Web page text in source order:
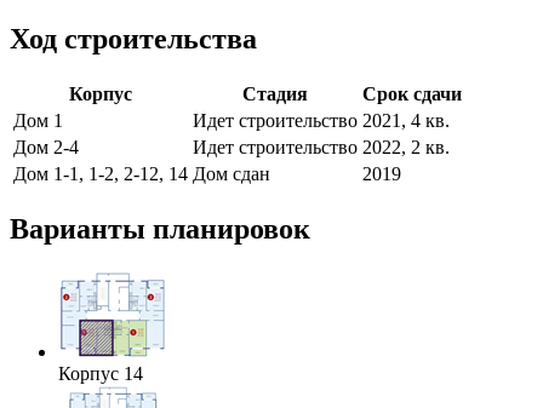
Ход строительства
Корпус Стадия
Срок сдачи
Дом 1
Идет строительство 2021, 4 кв.
Дом 2-4
Идет строительство 2022, 2 кв.
Дом 1-1, 1-2, 2-12, 14 Дом сдан 2019
Варианты планировок
Корпус 14